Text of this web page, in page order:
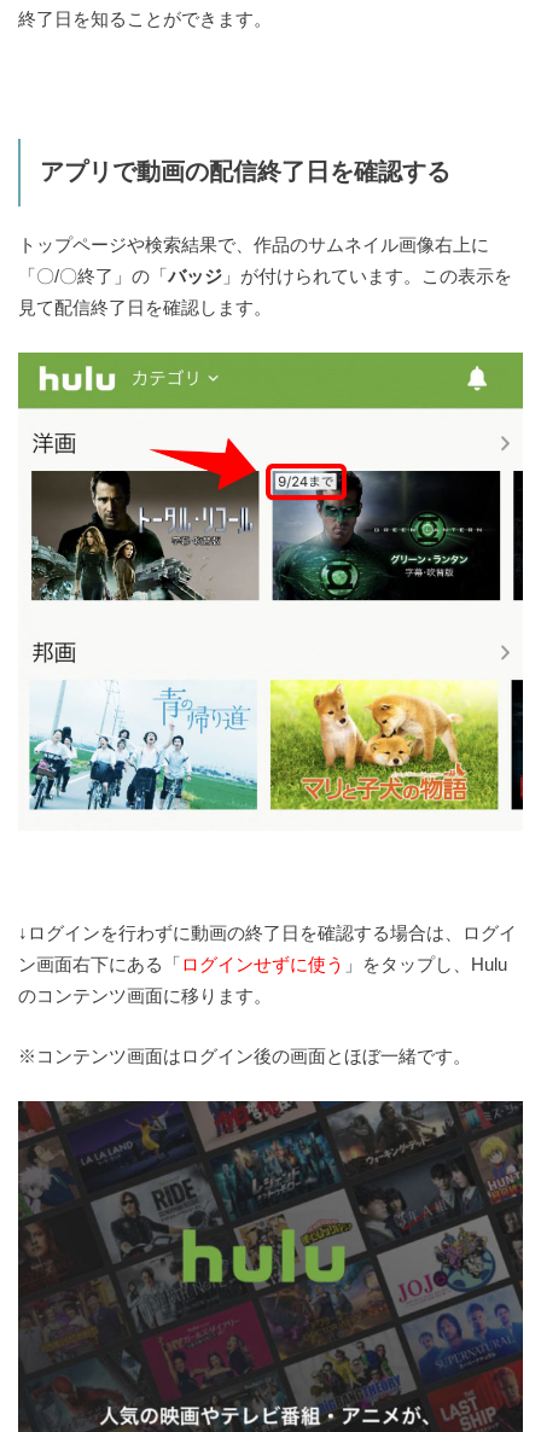
終了日を知ることができます。
アプリで動画の配信終了日を確認する
トップページや検索結果で、作品のサムネイル画像右上に
「〇/〇終了」の「バッジ 」が付けられています。この表示を
見て配信終了日を確認します。
↓ログインを行わずに動画の終了日を確認する場合は、ログイ
ン画面右下にある「ログインせずに使う 」をタップし、Hulu
のコンテンツ画面に移ります。
※コンテンツ画面はログイン後の画面とほぼ一緒です。